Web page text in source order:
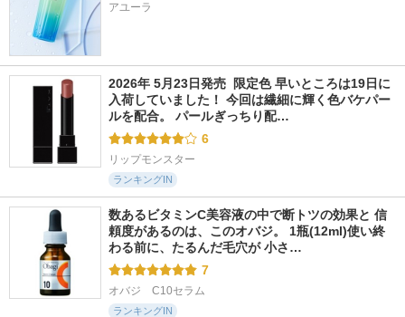
アユーラ
2026年 5月23日発売  限定色 早いところは19日に
入荷していました！ 今回は繊細に輝く色バケパー
ルを配合。 パールぎっちり配…
6
リップモンスター
ランキングIN
数あるビタミンC美容液の中で断トツの効果と 信
頼度があるのは、このオバジ。 1瓶(12ml)使い終
わる前に、たるんだ毛穴が 小さ…
7
オバジ　C10セラム
ランキングIN